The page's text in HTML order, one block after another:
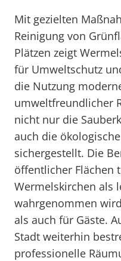
Mit gezielten
Reinigung von
Plätzen zeigt
für Umweltschutz
die Nutzung
umweltfreundlicher
nicht nur die
auch die
sichergestellt. Die
öffentlicher Flächen
Wermelskirchen als
wahrgenommen
als auch für Gäste.
Stadt weiterhin
professionelle